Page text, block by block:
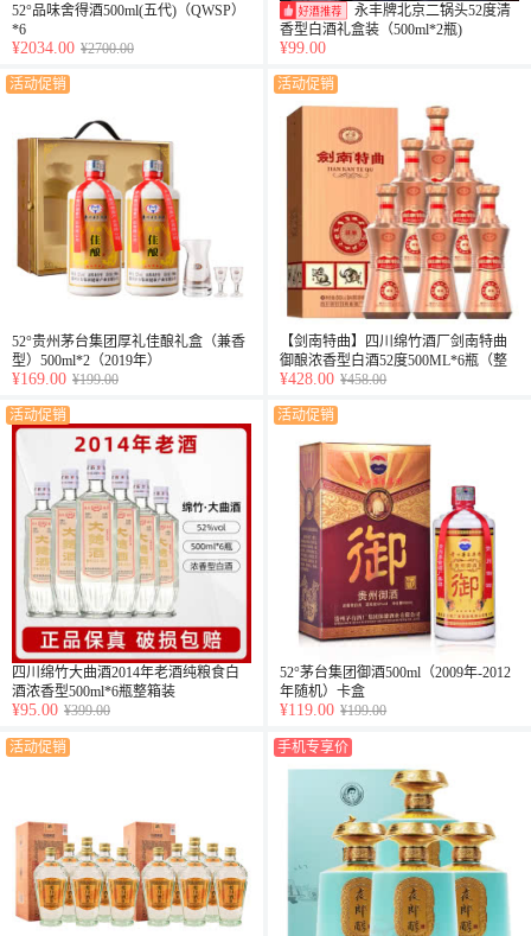
52°品味舍得酒500ml(五代)（QWSP）
*6
¥2034.00 ¥2700.00
永丰牌北京二锅头52度清
香型白酒礼盒装（500ml*2瓶)
¥99.00
活动促销
52°贵州茅台集团厚礼佳酿礼盒（兼香
型）500ml*2（2019年）
¥169.00 ¥199.00
活动促销
【剑南特曲】四川绵竹酒厂剑南特曲
御酿浓香型白酒52度500ML*6瓶（整
箱）
¥428.00 ¥458.00
活动促销
四川绵竹大曲酒2014年老酒纯粮食白
酒浓香型500ml*6瓶整箱装
¥95.00 ¥399.00
活动促销
52°茅台集团御酒500ml（2009年-2012
年随机）卡盒
¥119.00 ¥199.00
活动促销 手机专享价